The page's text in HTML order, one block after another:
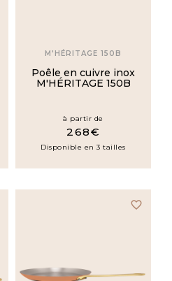
M'HÉRITAGE 150B
Poêle en cuivre inox
M'HÉRITAGE 150B
à partir de
268€
Disponible en 3 tailles
favorite_border